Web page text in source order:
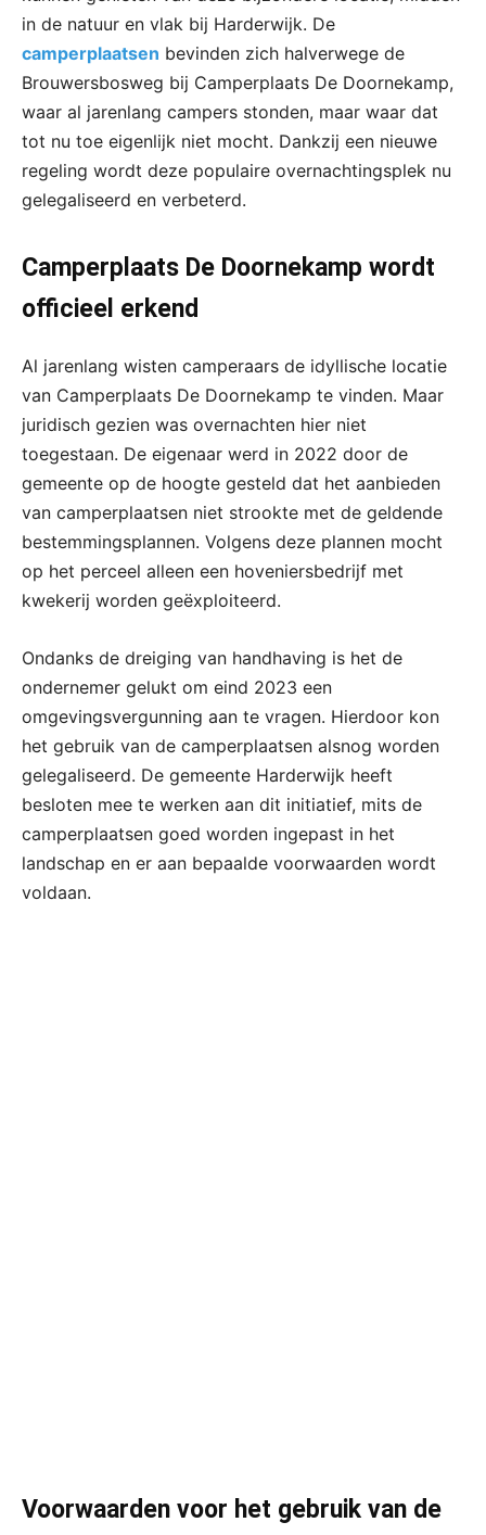
in de natuur en vlak bij Harderwijk. De
camperplaatsen bevinden zich halverwege de
Brouwersbosweg bij Camperplaats De Doornekamp,
waar al jarenlang campers stonden, maar waar dat
tot nu toe eigenlijk niet mocht. Dankzij een nieuwe
regeling wordt deze populaire overnachtingsplek nu
gelegaliseerd en verbeterd.
Camperplaats De Doornekamp wordt
officieel erkend
Al jarenlang wisten camperaars de idyllische locatie
van Camperplaats De Doornekamp te vinden. Maar
juridisch gezien was overnachten hier niet
toegestaan. De eigenaar werd in 2022 door de
gemeente op de hoogte gesteld dat het aanbieden
van camperplaatsen niet strookte met de geldende
bestemmingsplannen. Volgens deze plannen mocht
op het perceel alleen een hoveniersbedrijf met
kwekerij worden geëxploiteerd.
Ondanks de dreiging van handhaving is het de
ondernemer gelukt om eind 2023 een
omgevingsvergunning aan te vragen. Hierdoor kon
het gebruik van de camperplaatsen alsnog worden
gelegaliseerd. De gemeente Harderwijk heeft
besloten mee te werken aan dit initiatief, mits de
camperplaatsen goed worden ingepast in het
landschap en er aan bepaalde voorwaarden wordt
voldaan.
Voorwaarden voor het gebruik van de